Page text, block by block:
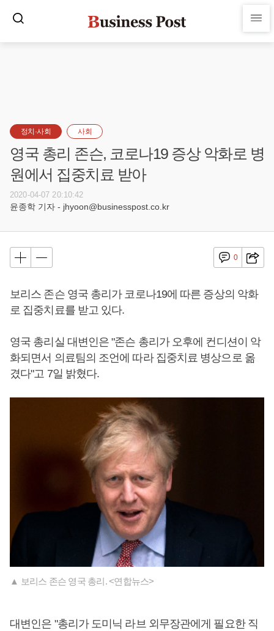
정치·사회 사회
영국 총리 존슨, 코로나19 증상 악화로 병
원에서 집중치료 받아
2020-04-07 20:10:42
윤종학 기자 - jhyoon@businesspost.co.kr
0
보리스 존슨 영국 총리가 코로나19에 따른 증상의 악화
로 집중치료를 받고 있다.
영국 총리실 대변인은 "존슨 총리가 오후에 컨디션이 악
화되면서 의료팀의 조언에 따라 집중치료 병상으로 옮
겼다"고 7일 밝혔다.
▲ 보리스 존슨 영국 총리. <연합뉴스>
대변인은 "총리가 도미닉 라브 외무장관에게 필요한 직